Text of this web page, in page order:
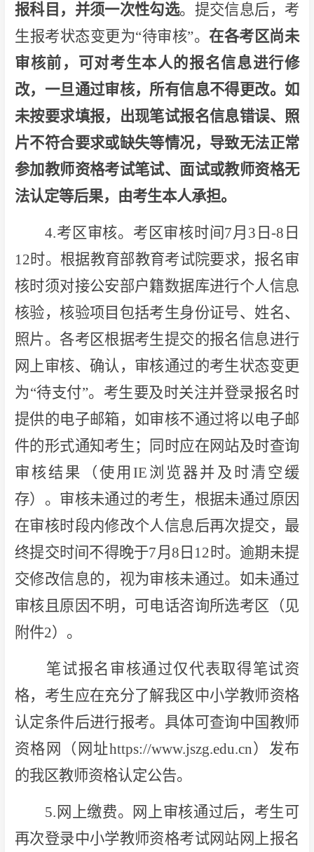
报科目，并须一次性勾选。提交信息后，考
生报考状态变更为“待审核”。在各考区尚未
审核前，可对考生本人的报名信息进行修
改，一旦通过审核，所有信息不得更改。如
未按要求填报，出现笔试报名信息错误、照
片不符合要求或缺失等情况，导致无法正常
参加教师资格考试笔试、面试或教师资格无
法认定等后果，由考生本人承担。
4.考区审核。考区审核时间7月3日-8日
12时。根据教育部教育考试院要求，报名审
核时须对接公安部户籍数据库进行个人信息
核验，核验项目包括考生身份证号、姓名、
照片。各考区根据考生提交的报名信息进行
网上审核、确认，审核通过的考生状态变更
为“待支付”。考生要及时关注并登录报名时
提供的电子邮箱，如审核不通过将以电子邮
件的形式通知考生；同时应在网站及时查询
审核结果（使用IE浏览器并及时清空缓
存）。审核未通过的考生，根据未通过原因
在审核时段内修改个人信息后再次提交，最
终提交时间不得晚于7月8日12时。逾期未提
交修改信息的，视为审核未通过。如未通过
审核且原因不明，可电话咨询所选考区（见
附件2）。
笔试报名审核通过仅代表取得笔试资
格，考生应在充分了解我区中小学教师资格
认定条件后进行报考。具体可查询中国教师
资格网（网址https://www.jszg.edu.cn）发布
的我区教师资格认定公告。
5.网上缴费。网上审核通过后，考生可
再次登录中小学教师资格考试网站网上报名